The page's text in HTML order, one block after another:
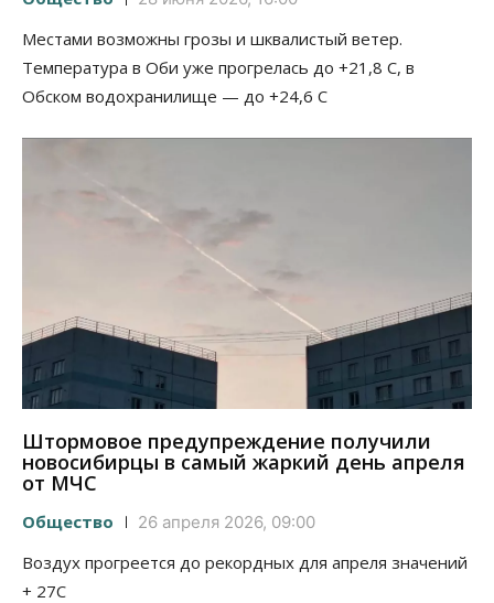
Местами возможны грозы и шквалистый ветер.
Температура в Оби уже прогрелась до +21,8 С, в
Обском водохранилище — до +24,6 С
Штормовое предупреждение получили
новосибирцы в самый жаркий день апреля
от МЧС
Общество 26 апреля 2026, 09:00
Воздух прогреется до рекордных для апреля значений
+ 27С